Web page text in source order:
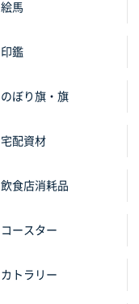
絵馬
印鑑
のぼり旗・旗
宅配資材
飲食店消耗品
コースター
カトラリー